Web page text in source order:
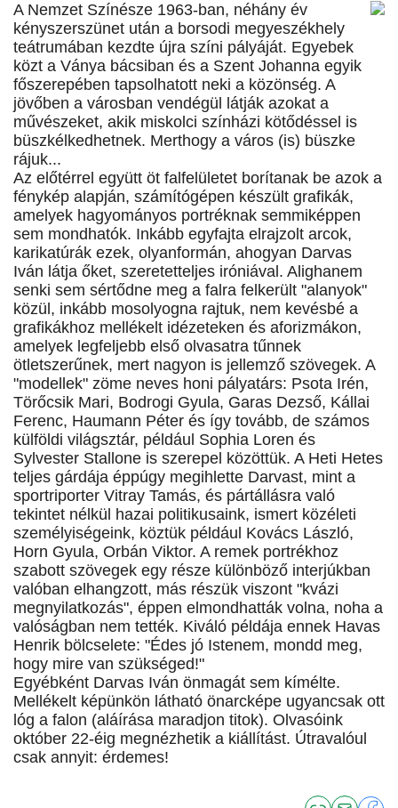
A Nemzet Színésze 1963-ban, néhány év
kényszerszünet után a borsodi megyeszékhely
teátrumában kezdte újra színi pályáját. Egyebek
közt a Ványa bácsiban és a Szent Johanna egyik
főszerepében tapsolhatott neki a közönség. A
jövőben a városban vendégül látják azokat a
művészeket, akik miskolci színházi kötődéssel is
büszkélkedhetnek. Merthogy a város (is) büszke
rájuk...
Az előtérrel együtt öt falfelületet borítanak be azok a
fénykép alapján, számítógépen készült grafikák,
amelyek hagyományos portréknak semmiképpen
sem mondhatók. Inkább egyfajta elrajzolt arcok,
karikatúrák ezek, olyanformán, ahogyan Darvas
Iván látja őket, szeretetteljes iróniával. Alighanem
senki sem sértődne meg a falra felkerült "alanyok"
közül, inkább mosolyogna rajtuk, nem kevésbé a
grafikákhoz mellékelt idézeteken és aforizmákon,
amelyek legfeljebb első olvasatra tűnnek
ötletszerűnek, mert nagyon is jellemző szövegek. A
"modellek" zöme neves honi pályatárs: Psota Irén,
Törőcsik Mari, Bodrogi Gyula, Garas Dezső, Kállai
Ferenc, Haumann Péter és így tovább, de számos
külföldi világsztár, például Sophia Loren és
Sylvester Stallone is szerepel közöttük. A Heti Hetes
teljes gárdája éppúgy megihlette Darvast, mint a
sportriporter Vitray Tamás, és pártállásra való
tekintet nélkül hazai politikusaink, ismert közéleti
személyiségeink, köztük például Kovács László,
Horn Gyula, Orbán Viktor. A remek portrékhoz
szabott szövegek egy része különböző interjúkban
valóban elhangzott, más részük viszont "kvázi
megnyilatkozás", éppen elmondhatták volna, noha a
valóságban nem tették. Kiváló példája ennek Havas
Henrik bölcselete: "Édes jó Istenem, mondd meg,
hogy mire van szükséged!"
Egyébként Darvas Iván önmagát sem kímélte.
Mellékelt képünkön látható önarcképe ugyancsak ott
lóg a falon (aláírása maradjon titok). Olvasóink
október 22-éig megnézhetik a kiállítást. Útravalóul
csak annyit: érdemes!